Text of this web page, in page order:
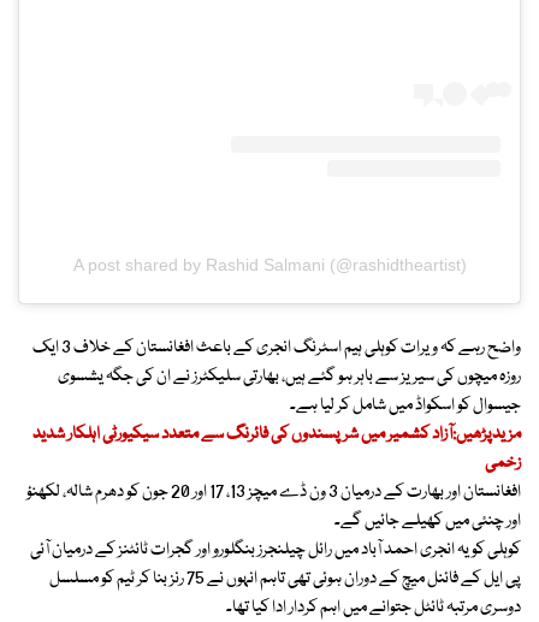
A post shared by Rashid Salmani (@rashidtheartist)
واضح رہے کہ ویرات کوہلی ہیم اسٹرنگ انجری کے باعث افغانستان کے خلاف 3 ایک
روزہ میچوں کی سیریز سے باہر ہو گئے ہیں، بھارتی سلیکٹرز نے ان کی جگہ یشسوی
جیسوال کو اسکواڈ میں شامل کر لیا ہے۔
مزیدپڑھیں:آزاد کشمیر میں شرپسندوں کی فائرنگ سے متعدد سیکیورٹی اہلکار شدید
زخمی
افغانستان اور بھارت کے درمیان 3 ون ڈے میچز 13، 17 اور 20 جون کو دھرم شالہ، لکھنؤ
اور چنئی میں کھیلے جائیں گے۔
کوہلی کو یہ انجری احمد آباد میں رائل چیلنجرز بنگلورو اور گجرات ٹائٹنز کے درمیان آئی
پی ایل کے فائنل میچ کے دوران ہوئی تھی تاہم انہوں نے 75 رنز بنا کر ٹیم کو مسلسل
دوسری مرتبہ ٹائٹل جتوانے میں اہم کردار ادا کیا تھا۔